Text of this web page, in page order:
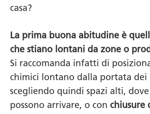
casa?
La prima buona abitudine è
che stiano lontani da zone o
Si raccomanda infatti di
chimici lontano dalla portata dei
scegliendo quindi spazi alti,
possono arrivare, o con chiusure